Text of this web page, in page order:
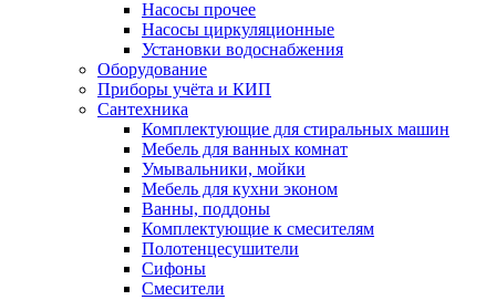
Насосы прочее
Насосы циркуляционные
Установки водоснабжения
Оборудование
Приборы учёта и КИП
Сантехника
Комплектующие для стиральных машин
Мебель для ванных комнат
Умывальники, мойки
Мебель для кухни эконом
Ванны, поддоны
Комплектующие к смесителям
Полотенцесушители
Сифоны
Смесители